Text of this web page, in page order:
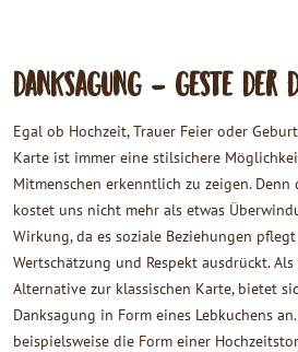
DANKSAGUNG - GESTE DER
Egal ob Hochzeit, Trauer Feier oder
Karte ist immer eine stilsichere
Mitmenschen erkenntlich zu zeigen. Denn
kostet uns nicht mehr als etwas
Wirkung, da es soziale Beziehungen
Wertschätzung und Respekt ausdrückt.
Alternative zur klassischen Karte, bietet
Danksagung in Form eines Lebkuchens
beispielsweise die Form einer